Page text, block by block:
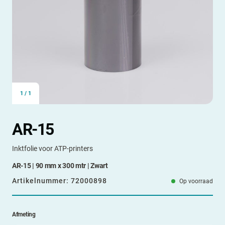
1 / 1
AR-15
Inktfolie voor ATP-printers
AR-15 | 90 mm x 300 mtr | Zwart
Artikelnummer: 72000898 Op voorraad
Afmeting